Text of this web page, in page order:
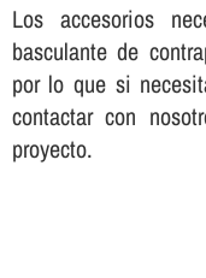
Los accesorios
basculante de
por lo que si
contactar con
proyecto.